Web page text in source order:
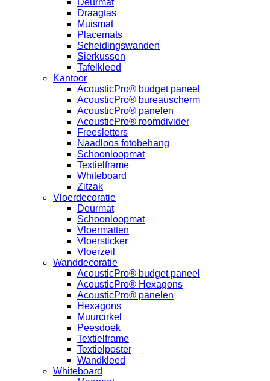
Draagtas
Muismat
Placemats
Scheidingswanden
Sierkussen
Tafelkleed
Kantoor
AcousticPro® budget paneel
AcousticPro® bureauscherm
AcousticPro® panelen
AcousticPro® roomdivider
Freesletters
Naadloos fotobehang
Schoonloopmat
Textielframe
Whiteboard
Zitzak
Vloerdecoratie
Deurmat
Schoonloopmat
Vloermatten
Vloersticker
Vloerzeil
Wanddecoratie
AcousticPro® budget paneel
AcousticPro® Hexagons
AcousticPro® panelen
Hexagons
Muurcirkel
Peesdoek
Textielframe
Textielposter
Wandkleed
Whiteboard